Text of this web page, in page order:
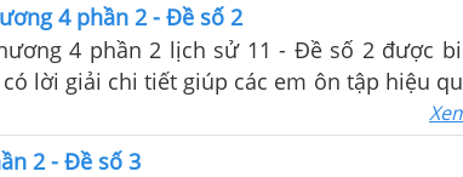
4 phần 2 - Đề số 2
4 phần 2 lịch sử 11 - Đề số 2 được
lời giải chi tiết giúp các em ôn tập hiệu
2 - Đề số 3